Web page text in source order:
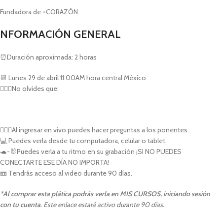
Fundadora de +CORAZÓN.
NFORMACIÓN GENERAL
⏰Duración aproximada: 2 horas
📆 Lunes 29 de abril 11:00AM hora central México
💁🏻‍♀️No olvides que:
🙋🏻‍♀️Al ingresar en vivo puedes hacer preguntas a los ponentes.
💻 Puedes verla desde tu computadora, celular o tablet.
🐢-🐰Puedes verla a tu ritmo en su grabación ¡SI NO PUEDES
CONECTARTE ESE DÍA NO IMPORTA!
📼 Tendrás acceso al video durante 90 días.
*Al comprar esta plática podrás verla en MIS CURSOS, iniciando sesión
con tu cuenta. Este enlace estará activo durante 90 días.